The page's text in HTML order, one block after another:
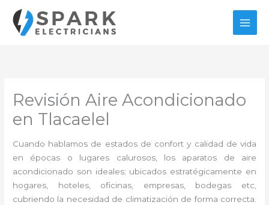
contenido
Revisión Aire Acondicionado
en Tlacaelel
Cuando hablamos de estados de confort y calidad de vida
en épocas o lugares calurosos, los aparatos de aire
acondicionado son ideales; ubicados estratégicamente en
hogares, hoteles, oficinas, empresas, bodegas etc,
cubriendo la necesidad de climatización de forma correcta.